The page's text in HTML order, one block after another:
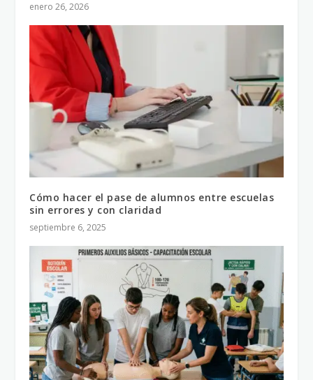
enero 26, 2026
Cómo hacer el pase de alumnos entre escuelas
sin errores y con claridad
septiembre 6, 2025